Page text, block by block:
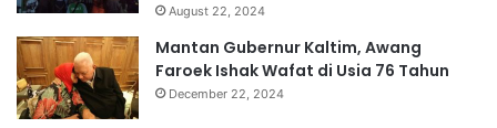
August 22, 2024
Mantan Gubernur Kaltim, Awang
Faroek Ishak Wafat di Usia 76 Tahun
December 22, 2024